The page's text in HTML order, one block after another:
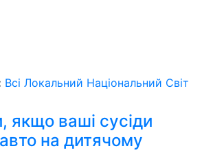
Всі Локальний Національний Світ
якщо ваші сусіди
на дитячому